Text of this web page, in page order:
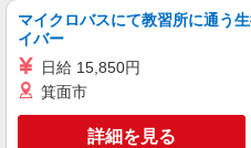
算・賞与あり
10h/月）・地
援金（4000円
ブあり ★交通費別
○。・゜+゜・
給(規定有) ゜
福岡県福岡
キープ
派遣社員 紹介予定派遣
株式会社シエロ
マイクロバスにて教習所に通う
イバー
日給 15,850円
箕面市
詳細を見る